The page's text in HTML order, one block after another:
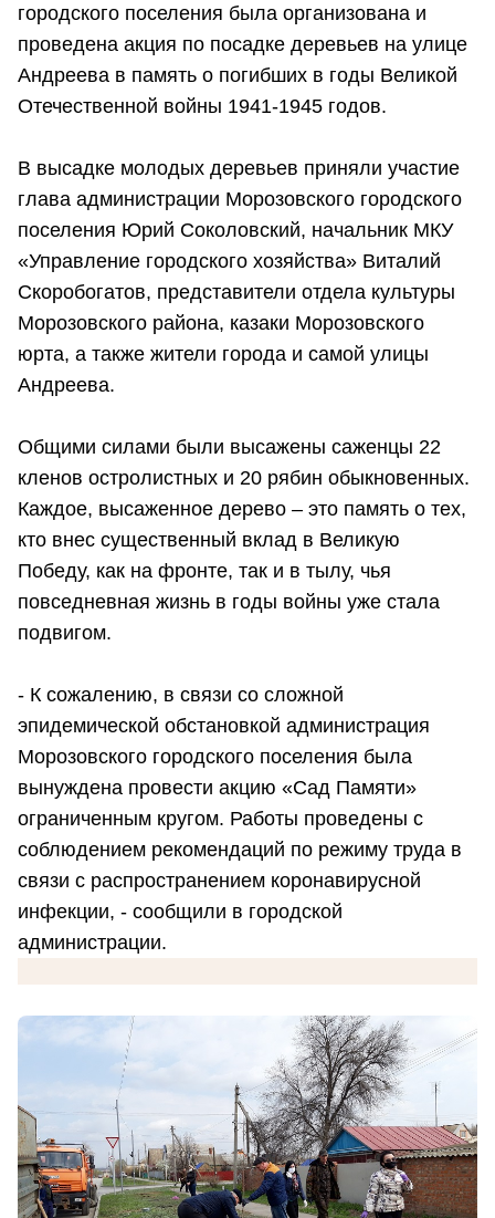
городского поселения была организована и
проведена акция по посадке деревьев на улице
Андреева в память о погибших в годы Великой
Отечественной войны 1941-1945 годов.
В высадке молодых деревьев приняли участие
глава администрации Морозовского городского
поселения Юрий Соколовский, начальник МКУ
«Управление городского хозяйства» Виталий
Скоробогатов, представители отдела культуры
Морозовского района, казаки Морозовского
юрта, а также жители города и самой улицы
Андреева.
Общими силами были высажены саженцы 22
кленов остролистных и 20 рябин обыкновенных.
Каждое, высаженное дерево – это память о тех,
кто внес существенный вклад в Великую
Победу, как на фронте, так и в тылу, чья
повседневная жизнь в годы войны уже стала
подвигом.
- К сожалению, в связи со сложной
эпидемической обстановкой администрация
Морозовского городского поселения была
вынуждена провести акцию «Сад Памяти»
ограниченным кругом. Работы проведены с
соблюдением рекомендаций по режиму труда в
связи с распространением коронавирусной
инфекции, - сообщили в городской
администрации.